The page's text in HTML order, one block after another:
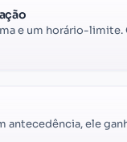
e um horário-
ele